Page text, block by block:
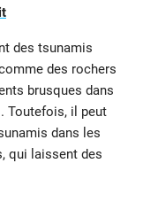
des tsunamis
des rochers
brusques dans
Toutefois, il peut
dans les
qui laissent des